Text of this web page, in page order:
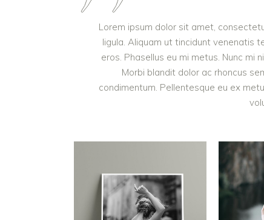
Lorem ipsum dolor sit amet,
ligula. Aliquam ut tincidunt venenatis
eros. Phasellus eu mi metus. Nunc mi
Morbi blandit dolor ac rhoncus
condimentum. Pellentesque eu ex